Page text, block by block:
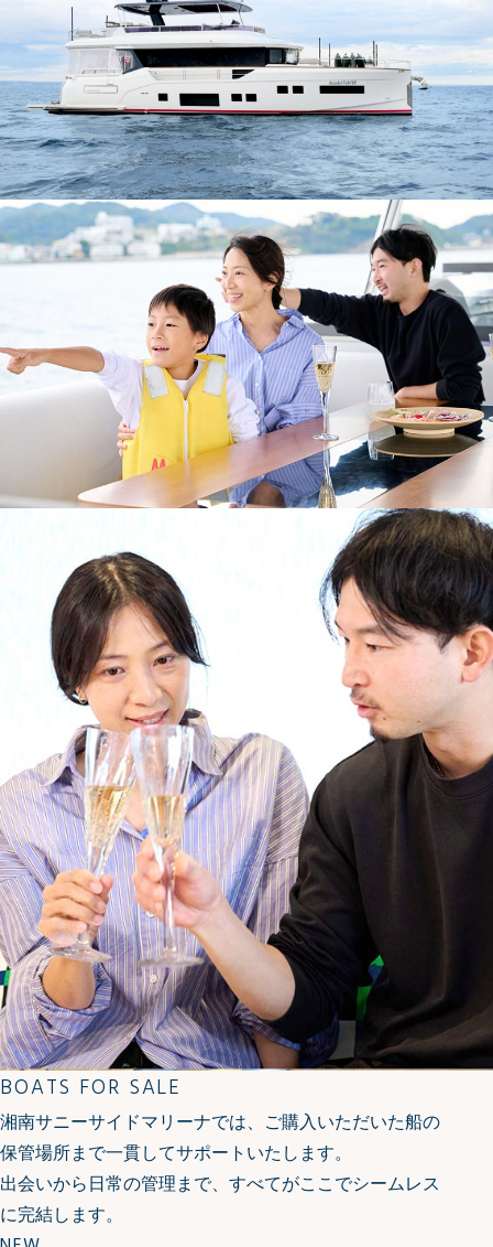
BOATS FOR SALE
湘南サニーサイドマリーナでは、ご購入いただいた船の
保管場所まで一貫してサポートいたします。
出会いから日常の管理まで、すべてがここでシームレス
に完結します。